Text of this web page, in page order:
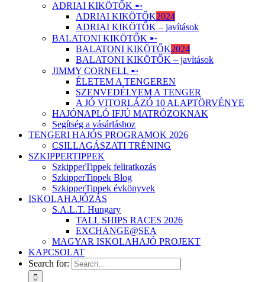
ADRIAI KIKÖTŐK ➸
ADRIAI KIKÖTŐK2024
ADRIAI KIKÖTŐK – javítások
BALATONI KIKÖTŐK ➸
BALATONI KIKÖTŐK2024
BALATONI KIKÖTŐK – javítások
JIMMY CORNELL ➸
ÉLETEM A TENGEREN
SZENVEDÉLYEM A TENGER
A JÓ VITORLÁZÓ 10 ALAPTÖRVÉNYE
HAJÓNAPLÓ IFJÚ MATRÓZOKNAK
Segítség a vásárláshoz
TENGERI HAJÓS PROGRAMOK 2026
CSILLAGÁSZATI TRÉNING
SZKIPPERTIPPEK
SzkipperTippek feliratkozás
SzkipperTippek Blog
SzkipperTippek évkönyvek
ISKOLAHAJÓZÁS
S.A.L.T. Hungary
TALL SHIPS RACES 2026
EXCHANGE@SEA
MAGYAR ISKOLAHAJÓ PROJEKT
KAPCSOLAT
Search for: